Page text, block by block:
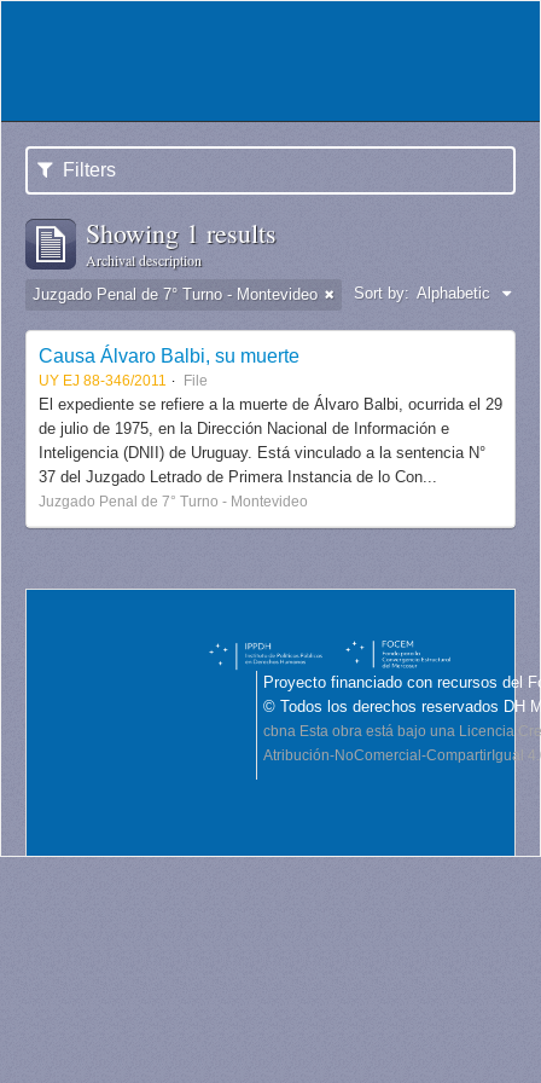
Filters
Showing 1 results
Archival description
Juzgado Penal de 7° Turno - Montevideo Sort by: Alphabetic
Causa Álvaro Balbi, su muerte
UY EJ 88-346/2011 File
El expediente se refiere a la muerte de Álvaro Balbi, ocurrida el 29
de julio de 1975, en la Dirección Nacional de Información e
Inteligencia (DNII) de Uruguay. Está vinculado a la sentencia N°
37 del Juzgado Letrado de Primera Instancia de lo Con...
Juzgado Penal de 7° Turno - Montevideo
Proyecto financiado con recursos del
© Todos los derechos reservados DH
cbna Esta obra está bajo una Licencia
Atribución-NoComercial-CompartirIgual